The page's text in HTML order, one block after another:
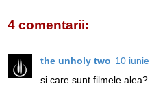
4 comentarii:
the unholy two 10 iunie
si care sunt filmele alea?